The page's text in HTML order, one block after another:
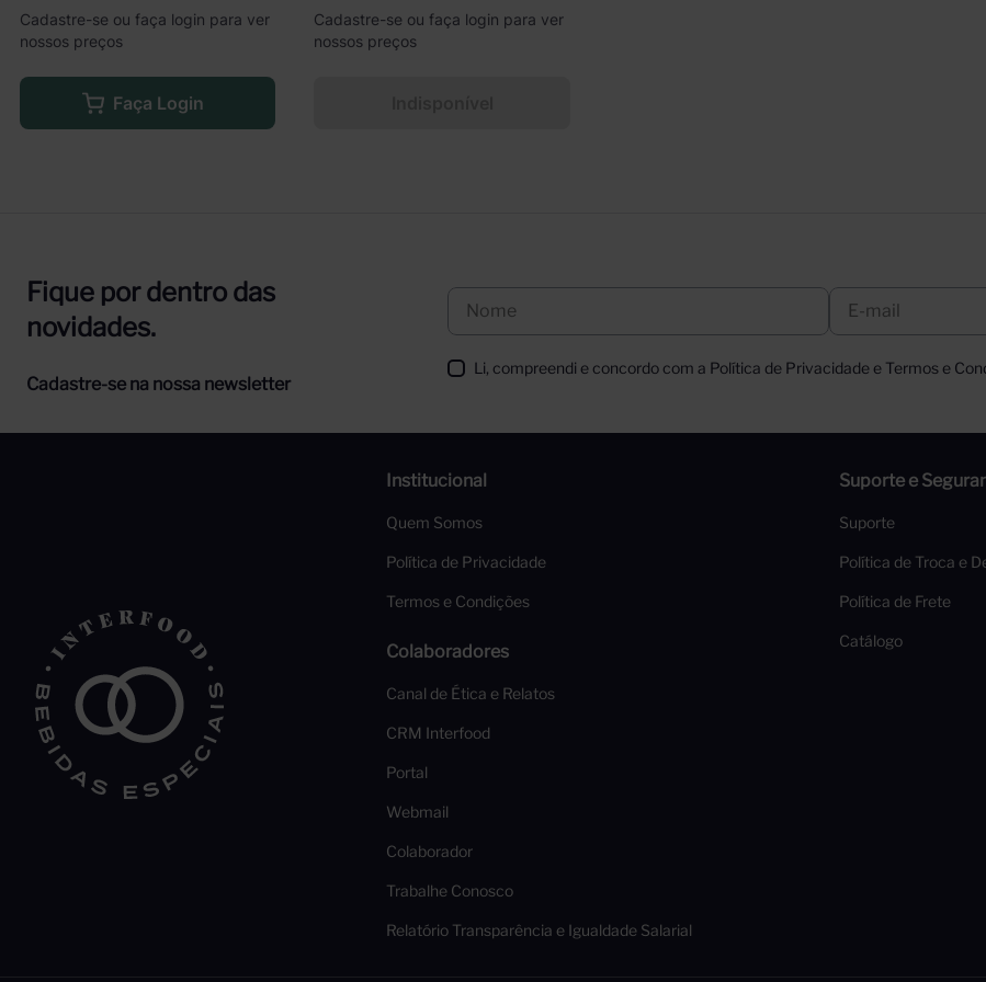
Cadastre-se ou faça login para ver
nossos preços
Faça Login
Cadastre-se ou faça login para ver
nossos preços
Fique por dentro das
novidades.
Cadastre-se na nossa newsletter
Li, compreendi e concordo com a Política de Privacidade e Termos e
Institucional
Quem Somos
Política de Privacidade
Termos e Condições
Colaboradores
Canal de Ética e Relatos
CRM Interfood
Portal
Webmail
Colaborador
Trabalhe Conosco
Relatório Transparência e Igualdade Salarial
Suporte e
Suporte
Política de Troca e
Política de Frete
Catálogo